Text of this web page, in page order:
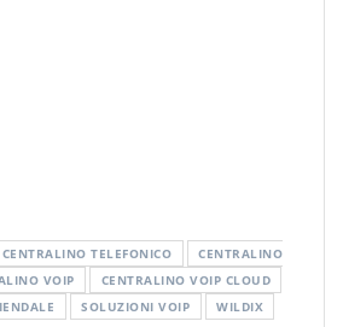
CENTRALINO TELEFONICO
CENTRALINO
VOIP
CENTRALINO VOIP CLOUD
SOLUZIONI VOIP WILDIX